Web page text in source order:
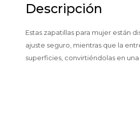
Descripción
Estas zapatillas para mujer están
ajuste seguro, mientras que la
superficies, convirtiéndolas en